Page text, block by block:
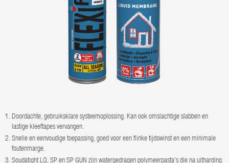
Doordachte, gebruiksklare systeemoplossing. Kan ook omslachtige slabben en
lastige kleeftapes vervangen.
Snelle en eenvoudige toepassing, goed voor een flinke tijdswinst en een minimale
foutenmarge.
Soudatight LQ, SP en SP GUN zijn watergedragen polymeerpasta’s die na uitharding